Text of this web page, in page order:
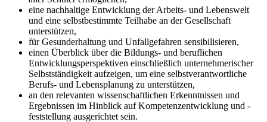
eine nachhaltige Entwicklung der Arbeits- und Lebenswelt
und eine selbstbestimmte Teilhabe an der Gesellschaft
unterstützen,
für Gesunderhaltung und Unfallgefahren sensibilisieren,
einen Überblick über die Bildungs- und beruflichen
Entwicklungsperspektiven einschließlich unternehmerischer
Selbstständigkeit aufzeigen, um eine selbstverantwortliche
Berufs- und Lebensplanung zu unterstützen,
an den relevanten wissenschaftlichen Erkenntnissen und
Ergebnissen im Hinblick auf Kompetenzentwicklung und -
feststellung ausgerichtet sein.